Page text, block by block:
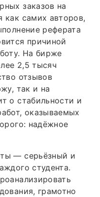
заказов на
как самих авторов,
реферата
причиной
На бирже
2,5 тысяч
отзывов
так и на
о стабильности и
оказываемых
надёжное
— серьёзный и
студента.
грамотно